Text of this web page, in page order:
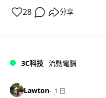
28 分享
3C科技 流動電腦
Lawton 1 日